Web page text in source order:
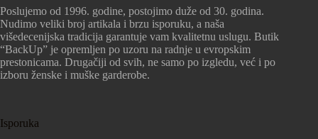
Poslujemo od 1996. godine, postojimo duže od 30. godina.
Nudimo veliki broj artikala i brzu isporuku, a naša
višedecenijska tradicija garantuje vam kvalitetnu uslugu. Butik
“BackUp” je opremljen po uzoru na radnje u evropskim
prestonicama. Drugačiji od svih, ne samo po izgledu, već i po
izboru ženske i muške garderobe.
Isporuka